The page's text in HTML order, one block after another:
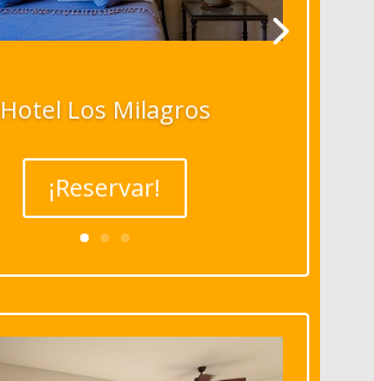
Hotel Los Milagros
¡Reservar!